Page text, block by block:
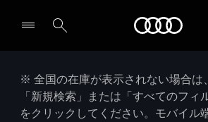
※ 全国の在庫が表示されない場合は
「新規検索」または「すべてのフィ
をクリックしてください。モバイル